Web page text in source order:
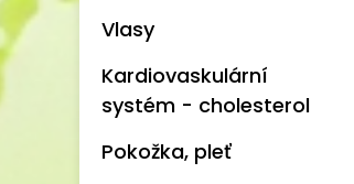
Vlasy
Kardiovaskulární
systém - cholesterol
Pokožka, pleť